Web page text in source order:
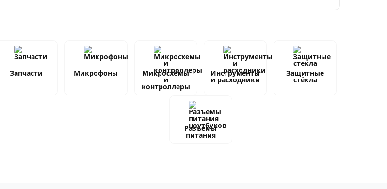
Запчасти Микрофоны Микросхемы
и
контроллеры
Инструменты
и расходники
Защитные
стёкла
Разъемы
питания